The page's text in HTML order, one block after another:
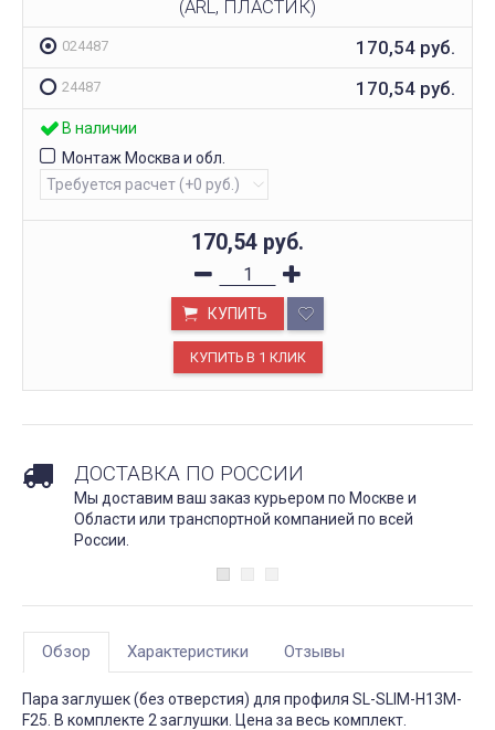
(ARL, ПЛАСТИК)
024487 170,54 руб.
24487 170,54 руб.
В наличии
Монтаж Москва и обл.
170,54 руб.
КУПИТЬ
ДОСТАВКА ПО РОССИИ
Мы доставим ваш заказ курьером по Москве и
Области или транспортной компанией по всей
России.
Обзор Характеристики Отзывы
Пара заглушек (без отверстия) для профиля SL-SLIM-H13M-
F25. В комплекте 2 заглушки. Цена за весь комплект.